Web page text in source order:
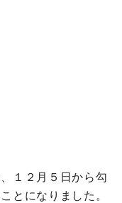
１２月５日から勾
とになりました。